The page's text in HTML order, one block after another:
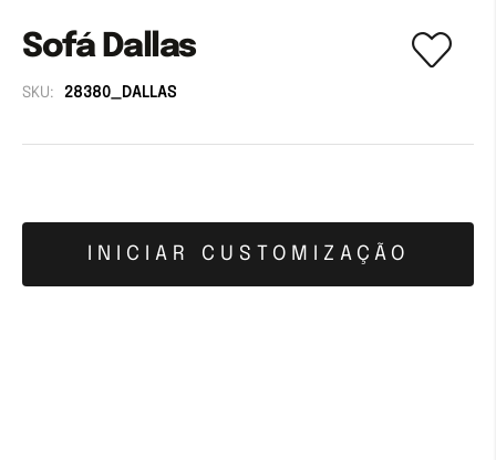
Sofá Dallas
SKU: 28380_DALLAS
INICIAR CUSTOMIZAÇÃO